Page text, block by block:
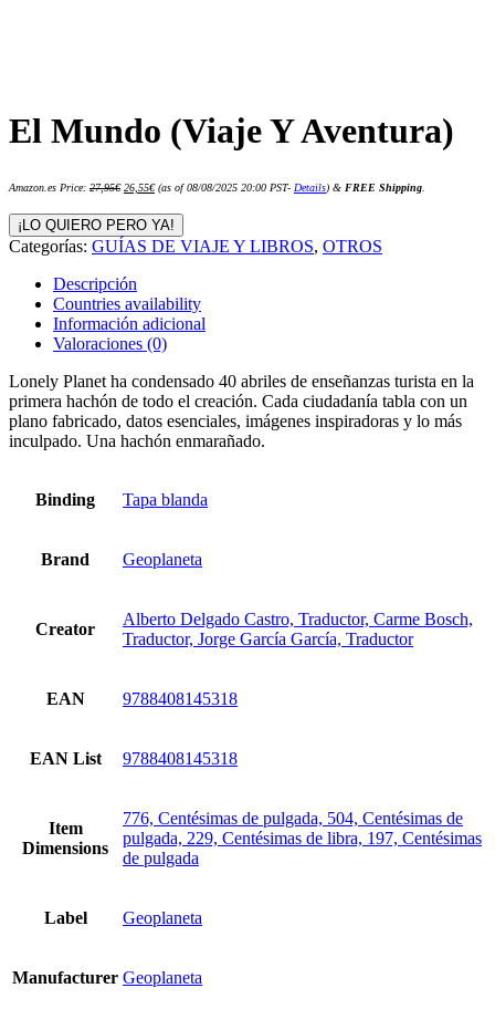
El Mundo (Viaje Y Aventura)
Amazon.es Price: 27,95€ precio
era:
27,95€.
26,55€precio
es:
26,55€.
(as of 08/08/2025 20:00 PST- Details) & FREE Shipping
¡LO QUIERO PERO YA!
Categorías: GUÍAS DE VIAJE Y LIBROS, OTROS
Descripción
Countries availability
Información adicional
Valoraciones (0)
Lonely Planet ha condensado 40 abriles de enseñanzas turista en la
primera hachón de todo el creación. Cada ciudadanía tabla con un
plano fabricado, datos esenciales, imágenes inspiradoras y lo más
inculpado. Una hachón enmarañado.
Binding Tapa blanda
Brand Geoplaneta
Creator
Alberto Delgado Castro, Traductor, Carme Bosch,
Traductor, Jorge García García, Traductor
EAN 9788408145318
EAN List 9788408145318
Item
Dimensions
776, Centésimas de pulgada, 504, Centésimas de
pulgada, 229, Centésimas de libra, 197, Centésimas
de pulgada
Label Geoplaneta
Manufacturer Geoplaneta